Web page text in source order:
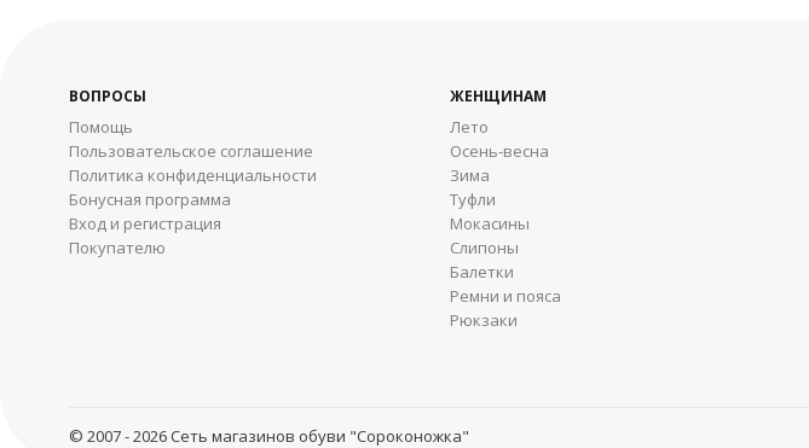
ВОПРОСЫ
Помощь
Пользовательское соглашение
Политика конфиденциальности
Бонусная программа
Вход и регистрация
Покупателю
ЖЕНЩИНАМ
Лето
Осень-весна
Зима
Туфли
Мокасины
Слипоны
Балетки
Ремни и пояса
Рюкзаки
© 2007 - 2026 Сеть магазинов обуви "Сороконожка"